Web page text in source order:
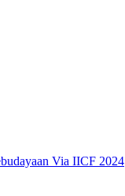
Via IICF 2024